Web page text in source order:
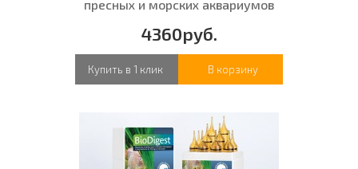
пресных и морских аквариумов
4360руб.
Купить в 1 клик В корзину